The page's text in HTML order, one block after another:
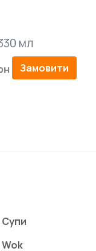
мл
Замовити
Супи
Wok